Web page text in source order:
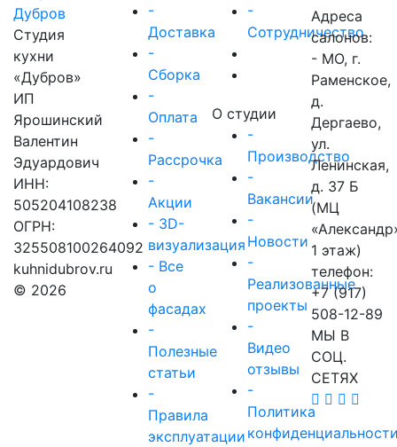
Студия
кухни
«Дубров»
ИП
Ярошинский
Валентин
Эдуардович
ИНН:
505204108238
ОГРН:
325508100264092
kuhnidubrov.ru
© 2026
-
Доставка
-
Сборка
-
Оплата
-
Рассрочка
-
Акции
- 3D-
визуализация
- Все
о
фасадах
-
Полезные
статьи
-
Правила
эксплуатации
-
Сотрудничество
О студии
-
Производство
-
Вакансии
-
Новости
-
Реализованные
проекты
-
Видео
отзывы
-
Политика
Адреса
салонов:
- МО, г.
Раменское,
д.
Дергаево,
ул.
Ленинская,
д. 37 Б
(МЦ
1 этаж)
телефон:
+7 (917)
508-12-89
МЫ В
СОЦ.
СЕТЯХ